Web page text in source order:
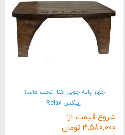
چهار پایه چوبی کنار تخت ماساژ
ریلکس Relax
شروع قیمت از:
3,580,000 تومان